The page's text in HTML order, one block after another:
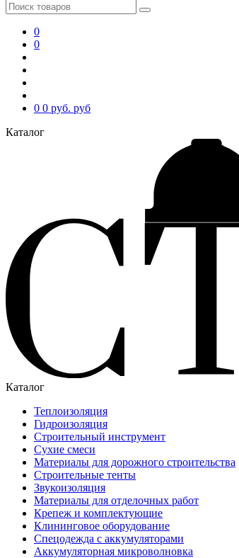
0
0
0 0 руб. руб
Каталог
Каталог
Теплоизоляция
Гидроизоляция
Строительный инструмент
Сухие смеси
Материалы для дорожного строительства
Строительные тенты
Звукоизоляция
Материалы для отделочных работ
Крепеж и комплектующие
Клининговое оборудование
Спецодежда с аккумуляторами
Аккумуляторная микроволновка